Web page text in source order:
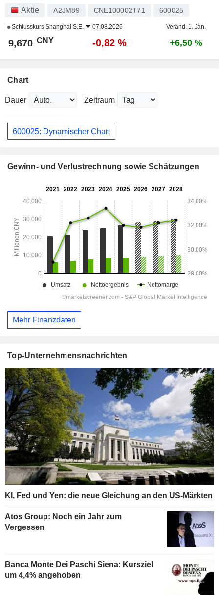
Aktie A2JM89 CNE100002T71 600025
Schlusskurs Shanghai S.E. 07.08.2026 Veränd. 1. Jan.
9,670 CNY -0,82 % +6,50 %
Chart
Dauer Zeitraum
600025: Dynamischer Chart
Gewinn- und Verlustrechnung sowie Schätzungen
Mehr Finanzdaten
Top-Unternehmensnachrichten
KI, Fed und Yen: die neue Gleichung an den US-Märkten
Atos Group: Noch ein Jahr zum
Vergessen
Banca Monte Dei Paschi Siena: Kursziel
um 4,4% angehoben